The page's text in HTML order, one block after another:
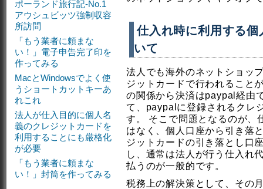
仕入れ時に利用する
いて
法人でも海外のネットショッ
ジットカードで行われること
の関係から決済はpaypal経由
て、paypalに登録されるクレ
す。 そこで問題となるのが、
はなく、個人口座から引き落
ジットカードの引き落とし口
し、通常は法人が行う仕入れ
払うのが一般的です。
税務上の解決策として、その
ポーランド旅行記-No.1
アウシュビッツ強制収容
所訪問
「もう業者に頼まな
い！」電子申告完了印を
作ってみる
MacとWindowsでよく使
うショートカットキーあ
れこれ
法人が仕入目的に個人名
義のクレジットカードを
利用することにも厳格化
が必要
「もう業者に頼まな
い！」封筒を作ってみる